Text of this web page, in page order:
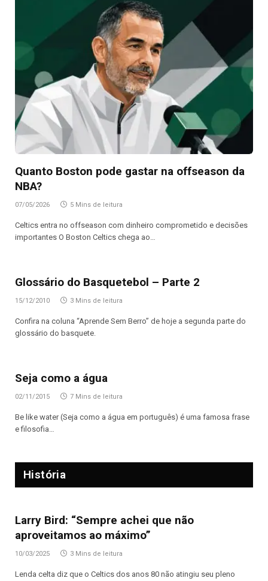
Quanto Boston pode gastar na offseason da
NBA?
07/05/2026 5 Mins de leitura
Celtics entra no offseason com dinheiro comprometido e decisões
importantes O Boston Celtics chega ao…
Glossário do Basquetebol – Parte 2
15/12/2010 3 Mins de leitura
Confira na coluna “Aprende Sem Berro” de hoje a segunda parte do
glossário do basquete.
Seja como a água
02/11/2015 7 Mins de leitura
Be like water (Seja como a água em português) é uma famosa frase
e filosofia…
História
Larry Bird: “Sempre achei que não
aproveitamos ao máximo”
10/03/2025 3 Mins de leitura
Lenda celta diz que o Celtics dos anos 80 não atingiu seu pleno